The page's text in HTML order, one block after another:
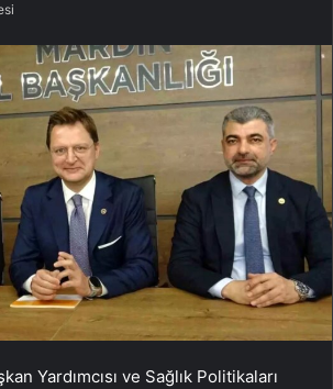
Yardımcısı ve Sağlık Politikaları